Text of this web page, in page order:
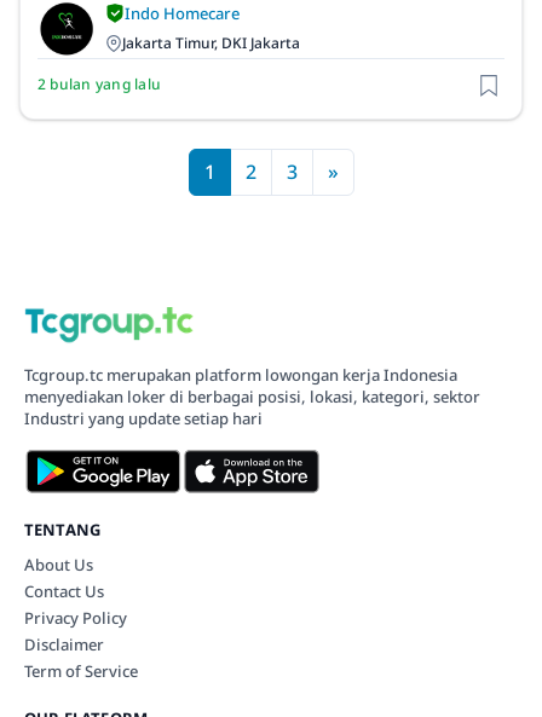
Indo Homecare
Jakarta Timur, DKI Jakarta
2 bulan yang lalu
1 2 3 »
Tcgroup.tc merupakan platform lowongan kerja Indonesia
menyediakan loker di berbagai posisi, lokasi, kategori, sektor
Industri yang update setiap hari
TENTANG
About Us
Contact Us
Privacy Policy
Disclaimer
Term of Service